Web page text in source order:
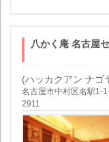
八かく庵 名古屋
(ハッカクアン ナゴ
名古屋市中村区名駅1-
2911